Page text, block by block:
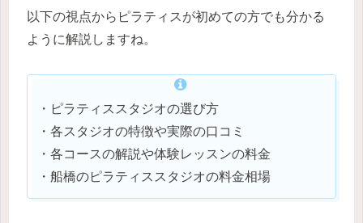
以下の視点からピラティスが初めての方でも分かる
ように解説しますね。
・ピラティススタジオの選び方
・各スタジオの特徴や実際の口コミ
・各コースの解説や体験レッスンの料金
・船橋のピラティススタジオの料金相場